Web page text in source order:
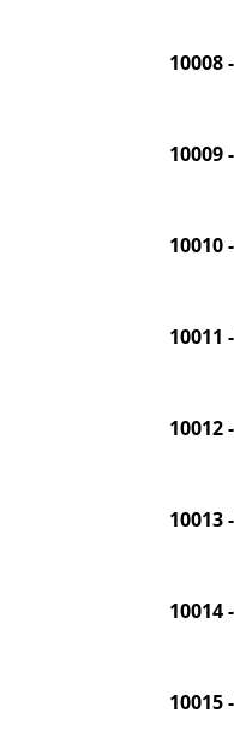
10010
10011
10012
10013
10014
10015